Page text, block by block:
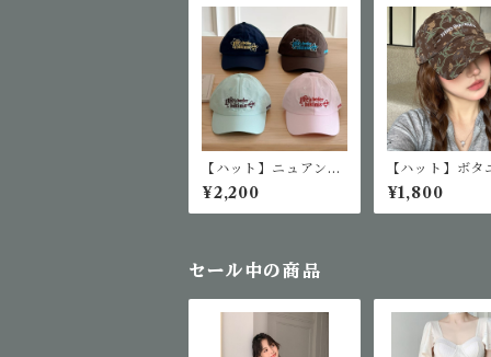
【ハット】ニュアンス
カラーベースボールキ
ャップ
¥2,200
【ハット】ボタ
柄ベースボール
プ
¥1,800
セール中の商品